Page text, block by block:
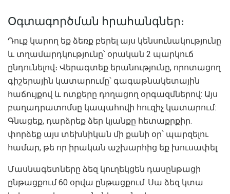
Օգտագործման հրահանգներ։
Դուք կարող եք ձեռք բերել այս կենսունակությունը
և տղամարդկությունը՝ օրական 2 պարկուճ
ընդունելով։ Վերագտեք երանությունը, որոտացող
գիշերային կատարումը՝ գագաթնակետային
հաճույքով և ոտքերը դողացող օրգազմներով: Այս
բաղադրատոմսը կապահովի հուզիչ կատարում:
Գնացեք, դարձրեք ձեր կյանքը հետաքրքիր.
փորձեք այս տեխնիկան մի քանի օր՝ պարզելու
համար, թե որ իրական աշխարհից եք խուսափել:
Մասնագետները ձեզ կուղեկցեն դասընթացի
ընթացքում 60 օրվա ընթացքում: Սա ձեզ կտա